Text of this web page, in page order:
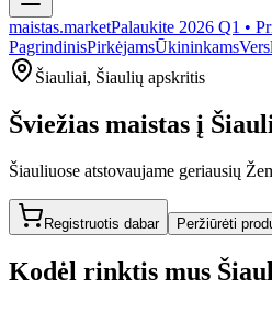
maistas.marketPalaukite 2026 Q1 •
PagrindinisPirkėjamsŪkininkams
Šiauliai, Šiaulių apskritis
Šviežias maistas į
Šiauliuose atstovaujame geriausių
Registruotis dabar Peržiūrėti
Kodėl rinktis mus